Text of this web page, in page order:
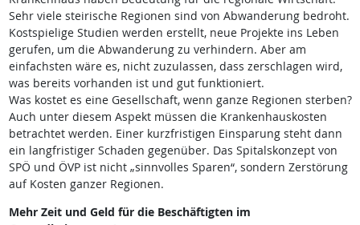
Sehr viele steirische Regionen sind von Abwanderung bedroht.
Kostspielige Studien werden erstellt, neue Projekte ins Leben
gerufen, um die Abwanderung zu verhindern. Aber am
einfachsten wäre es, nicht zuzulassen, dass zerschlagen wird,
was bereits vorhanden ist und gut funktioniert.
Was kostet es eine Gesellschaft, wenn ganze Regionen sterben?
Auch unter diesem Aspekt müssen die Krankenhauskosten
betrachtet werden. Einer kurzfristigen Einsparung steht dann
ein langfristiger Schaden gegenüber. Das Spitalskonzept von
SPÖ und ÖVP ist nicht „sinnvolles Sparen“, sondern Zerstörung
auf Kosten ganzer Regionen.
Mehr Zeit und Geld für die Beschäftigten im